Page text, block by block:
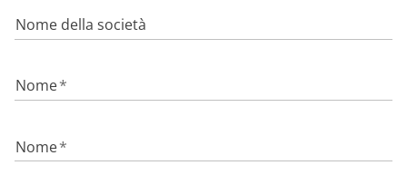
Nome della società
Nome*
Nome*